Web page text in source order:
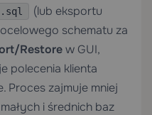
.sql
(lub eksportu
schematu za
Restorew GUI,
polecenia klienta
Proces zajmuje mniej
i średnich baz